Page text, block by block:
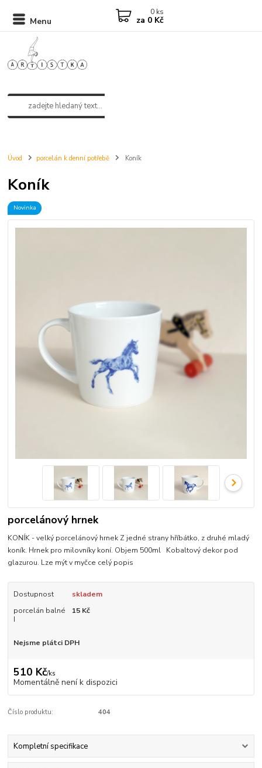
Menu
0 ks
za 0 Kč
Úvod porcelán k denní potřebě Koník
Koník
Novinka
porcelánový hrnek
KONÍK - velký porcelánový hrnek Z jedné strany hříbátko, z druhé mladý
koník. Hrnek pro milovníky koní. Objem 500ml Kobaltový dekor pod
glazurou. Lze mýt v myčce celý popis
Dostupnost
skladem
porcelán balné
I
15 Kč
Nejsme plátci DPH
510 Kč/ks
Momentálně není k dispozici
Číslo produktu: 404
Kompletní specifikace